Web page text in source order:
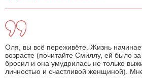
Оля, вы всё переживёте. Жизнь
возрасте (почитайте Смиллу, ей было
бросил и она умудрилась не только
личностью и счастливой женщиной).